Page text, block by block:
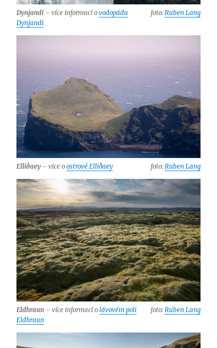
Dynjandi – více informací ovodopádu
Dynjandi
foto:Ruben Lang
Elliðaey – více oostrově Elliðaey foto:Ruben Lang
Eldhraun – více informací olávovém poli
Eldhraun
foto:Ruben Lang